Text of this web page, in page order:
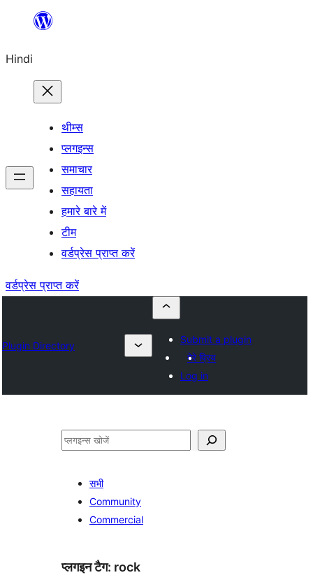
सामग्री
जाएं
Hindi
थीम्स
प्लगइन्स
समाचार
सहायता
हमारे बारे में
टीम
वर्डप्रेस प्राप्त करें
वर्डप्रेस प्राप्त करें
Plugin Directory
Submit a plugin
मेरे प्रिय
Log in
खोजें
सभी
Community
Commercial
प्लगइन टैग: rock